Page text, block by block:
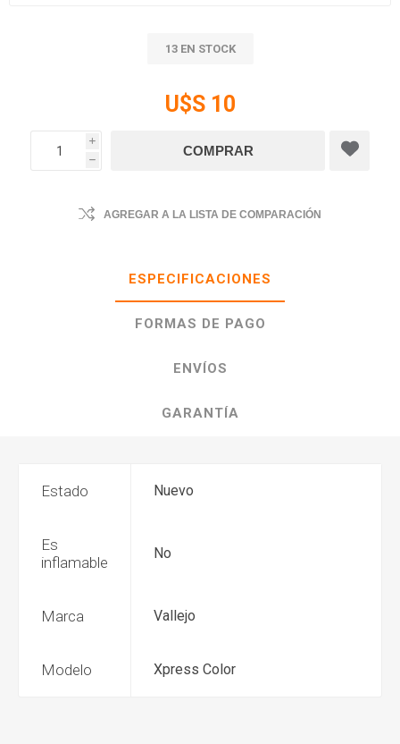
13 EN STOCK
U$S 10
i
h
AGREGAR A LA LISTA DE COMPARACIÓN
ESPECIFICACIONES
FORMAS DE PAGO
ENVÍOS
GARANTÍA
Estado Nuevo
Es
inflamable
No
Marca Vallejo
Modelo Xpress Color